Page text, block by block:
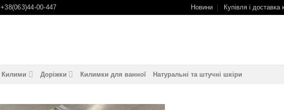
+38(063)44-00-447 Новини Купівля і доставка
Килими Доріжки Килимки для ванної Натуральні та штучні шкіри